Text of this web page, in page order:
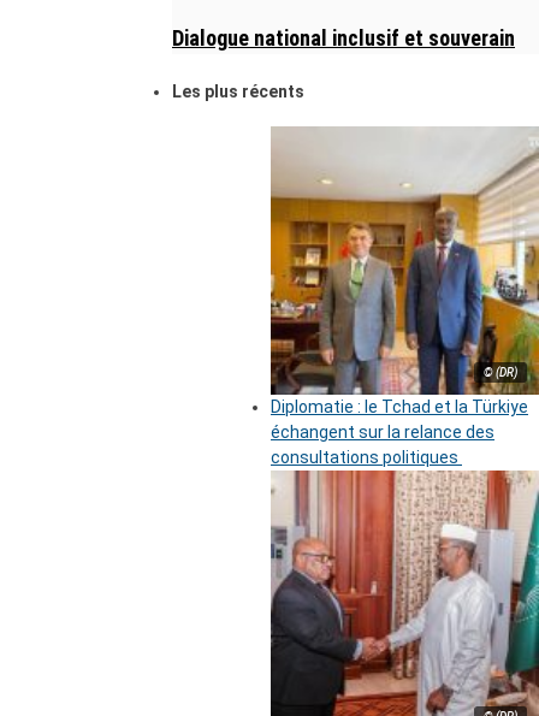
Dialogue national inclusif et souverain
Les plus récents
© (DR)
Diplomatie : le Tchad et la Türkiye
échangent sur la relance des
consultations politiques